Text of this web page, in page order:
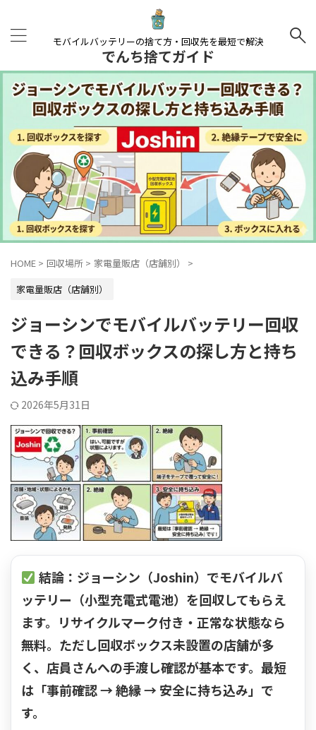
モバイルバッテリーの捨て方・回収先を最短で解決
でんち捨てガイド
HOME > 回収場所 > 家電量販店（店舗別）
>
家電量販店（店舗別）
ジョーシンでモバイルバッテリー回収
できる？回収ボックスの探し方と持ち
込み手順
2026年5月31日
結論：ジョーシン（Joshin）でモバイルバ
ッテリー（小型充電式電池）を回収してもらえ
ます。 リサイクルマーク付き・正常な状態なら
無料。ただし回収ボックス未設置の店舗が多
く、店員さんへの手渡し確認が基本です。最短
は 「事前確認 → 絶縁 → 安全に持ち込み」 で
す。